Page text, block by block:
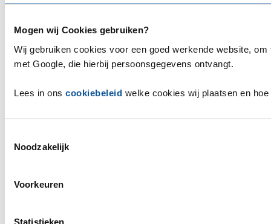
Mogen wij Cookies gebruiken?
Wij gebruiken cookies voor een goed werkende website,
met Google, die hierbij persoonsgegevens ontvangt.
Lees in ons cookiebeleid welke cookies wij plaatsen en
Noodzakelijk
Voorkeuren
Statistieken